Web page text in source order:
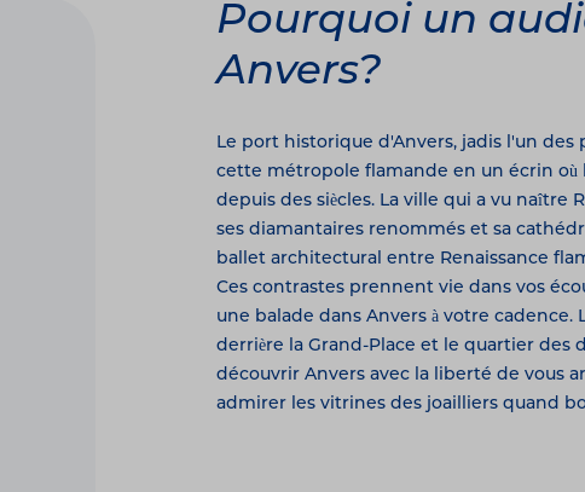
Pourquoi un
Anvers?
Le port historique d'Anvers, jadis l'un des
cette métropole flamande en un écrin
depuis des siècles. La ville qui a vu naître
ses diamantaires renommés et sa
ballet architectural entre Renaissance
Ces contrastes prennent vie dans vos
une balade dans Anvers à votre cadence.
derrière la Grand-Place et le quartier des
découvrir Anvers avec la liberté de vous
admirer les vitrines des joailliers quand